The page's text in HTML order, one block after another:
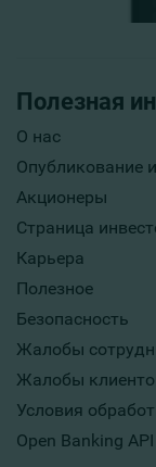
Полезная
О нас
Опубликование
Акционеры
Страница
Карьера
Полезное
Безопасность
Жалобы
Жалобы
Условия
Open Banking API